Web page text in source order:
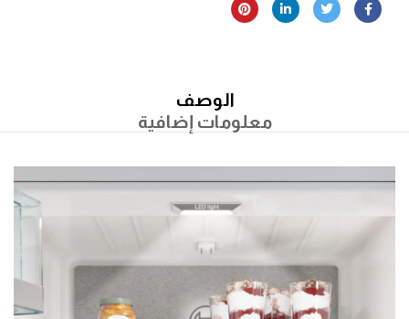
الوصف
معلومات إضافية